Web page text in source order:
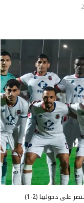
على دجوليبا (2-1)